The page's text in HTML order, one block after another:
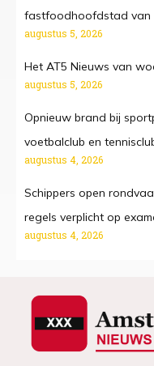
fastfoodhoofdstad van
augustus 5, 2026
Het AT5 Nieuws van
augustus 5, 2026
Opnieuw brand bij
voetbalclub en
augustus 4, 2026
Schippers open
regels verplicht op
augustus 4, 2026